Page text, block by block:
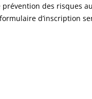
des risques
formulaire d’inscription